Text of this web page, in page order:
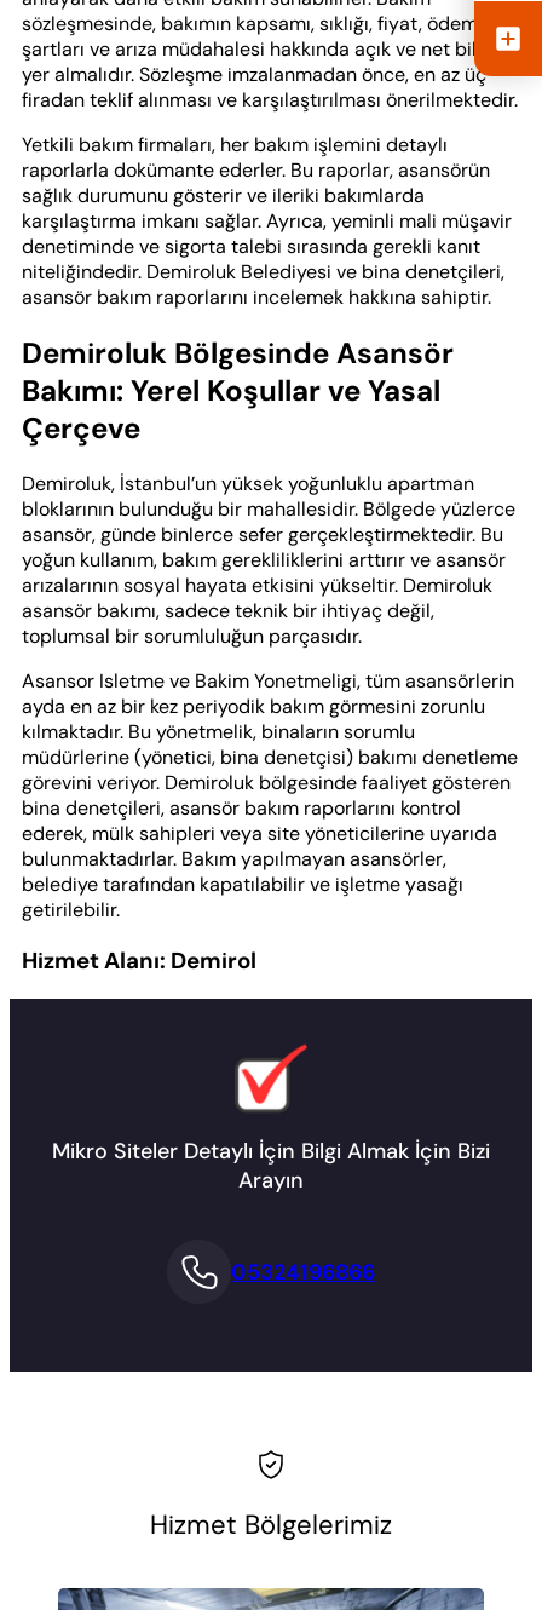
sözleşmesinde, bakımın kapsamı, sıklığı, fiyat, ödeme
şartları ve arıza müdahalesi hakkında açık ve net bilgiler
yer almalıdır. Sözleşme imzalanmadan önce, en az üç
firadan teklif alınması ve karşılaştırılması önerilmektedir.
Yetkili bakım firmaları, her bakım işlemini detaylı
raporlarla dokümante ederler. Bu raporlar, asansörün
sağlık durumunu gösterir ve ileriki bakımlarda
karşılaştırma imkanı sağlar. Ayrıca, yeminli mali müşavir
denetiminde ve sigorta talebi sırasında gerekli kanıt
niteliğindedir. Demiroluk Belediyesi ve bina denetçileri,
asansör bakım raporlarını incelemek hakkına sahiptir.
Demiroluk Bölgesinde Asansör
Bakımı: Yerel Koşullar ve Yasal
Çerçeve
Demiroluk, İstanbul’un yüksek yoğunluklu apartman
bloklarının bulunduğu bir mahallesidir. Bölgede yüzlerce
asansör, günde binlerce sefer gerçekleştirmektedir. Bu
yoğun kullanım, bakım gerekliliklerini arttırır ve asansör
arızalarının sosyal hayata etkisini yükseltir. Demiroluk
asansör bakımı, sadece teknik bir ihtiyaç değil,
toplumsal bir sorumluluğun parçasıdır.
Asansor Isletme ve Bakim Yonetmeligi, tüm asansörlerin
ayda en az bir kez periyodik bakım görmesini zorunlu
kılmaktadır. Bu yönetmelik, binaların sorumlu
müdürlerine (yönetici, bina denetçisi) bakımı denetleme
görevini veriyor. Demiroluk bölgesinde faaliyet gösteren
bina denetçileri, asansör bakım raporlarını kontrol
ederek, mülk sahipleri veya site yöneticilerine uyarıda
bulunmaktadırlar. Bakım yapılmayan asansörler,
belediye tarafından kapatılabilir ve işletme yasağı
getirilebilir.
Hizmet Alanı: Demirol
Mikro Siteler Detaylı İçin Bilgi Almak İçin Bizi
Arayın
05324196866
Hizmet Bölgelerimiz